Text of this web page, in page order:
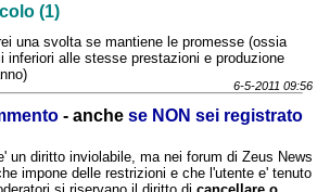
(1)
una svolta se mantiene le promesse (ossia
inferiori alle stesse prestazioni e produzione
6-5-2011 09:56
- anche se NON sei registrato
un diritto inviolabile, ma nei forum di Zeus News
impone delle restrizioni e che l'utente e' tenuto